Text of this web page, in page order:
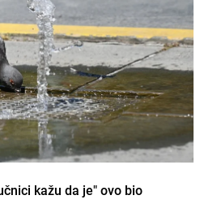
kažu da je" ovo bio